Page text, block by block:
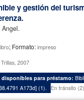
y gestión del
; Formato: impreso
2007
disponibles para préstamo:
A173d] (1). En tránsito (2).